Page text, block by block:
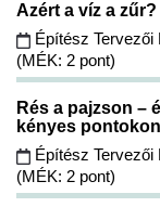
Azért a víz a
Építész Tervezői
(MÉK: 2 pont)
Rés a pajzson –
kényes pontokon
Építész Tervezői
(MÉK: 2 pont)